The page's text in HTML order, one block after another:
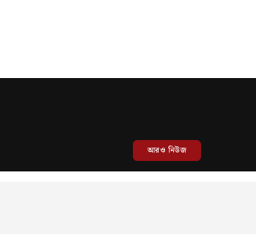
আরও নিউজ